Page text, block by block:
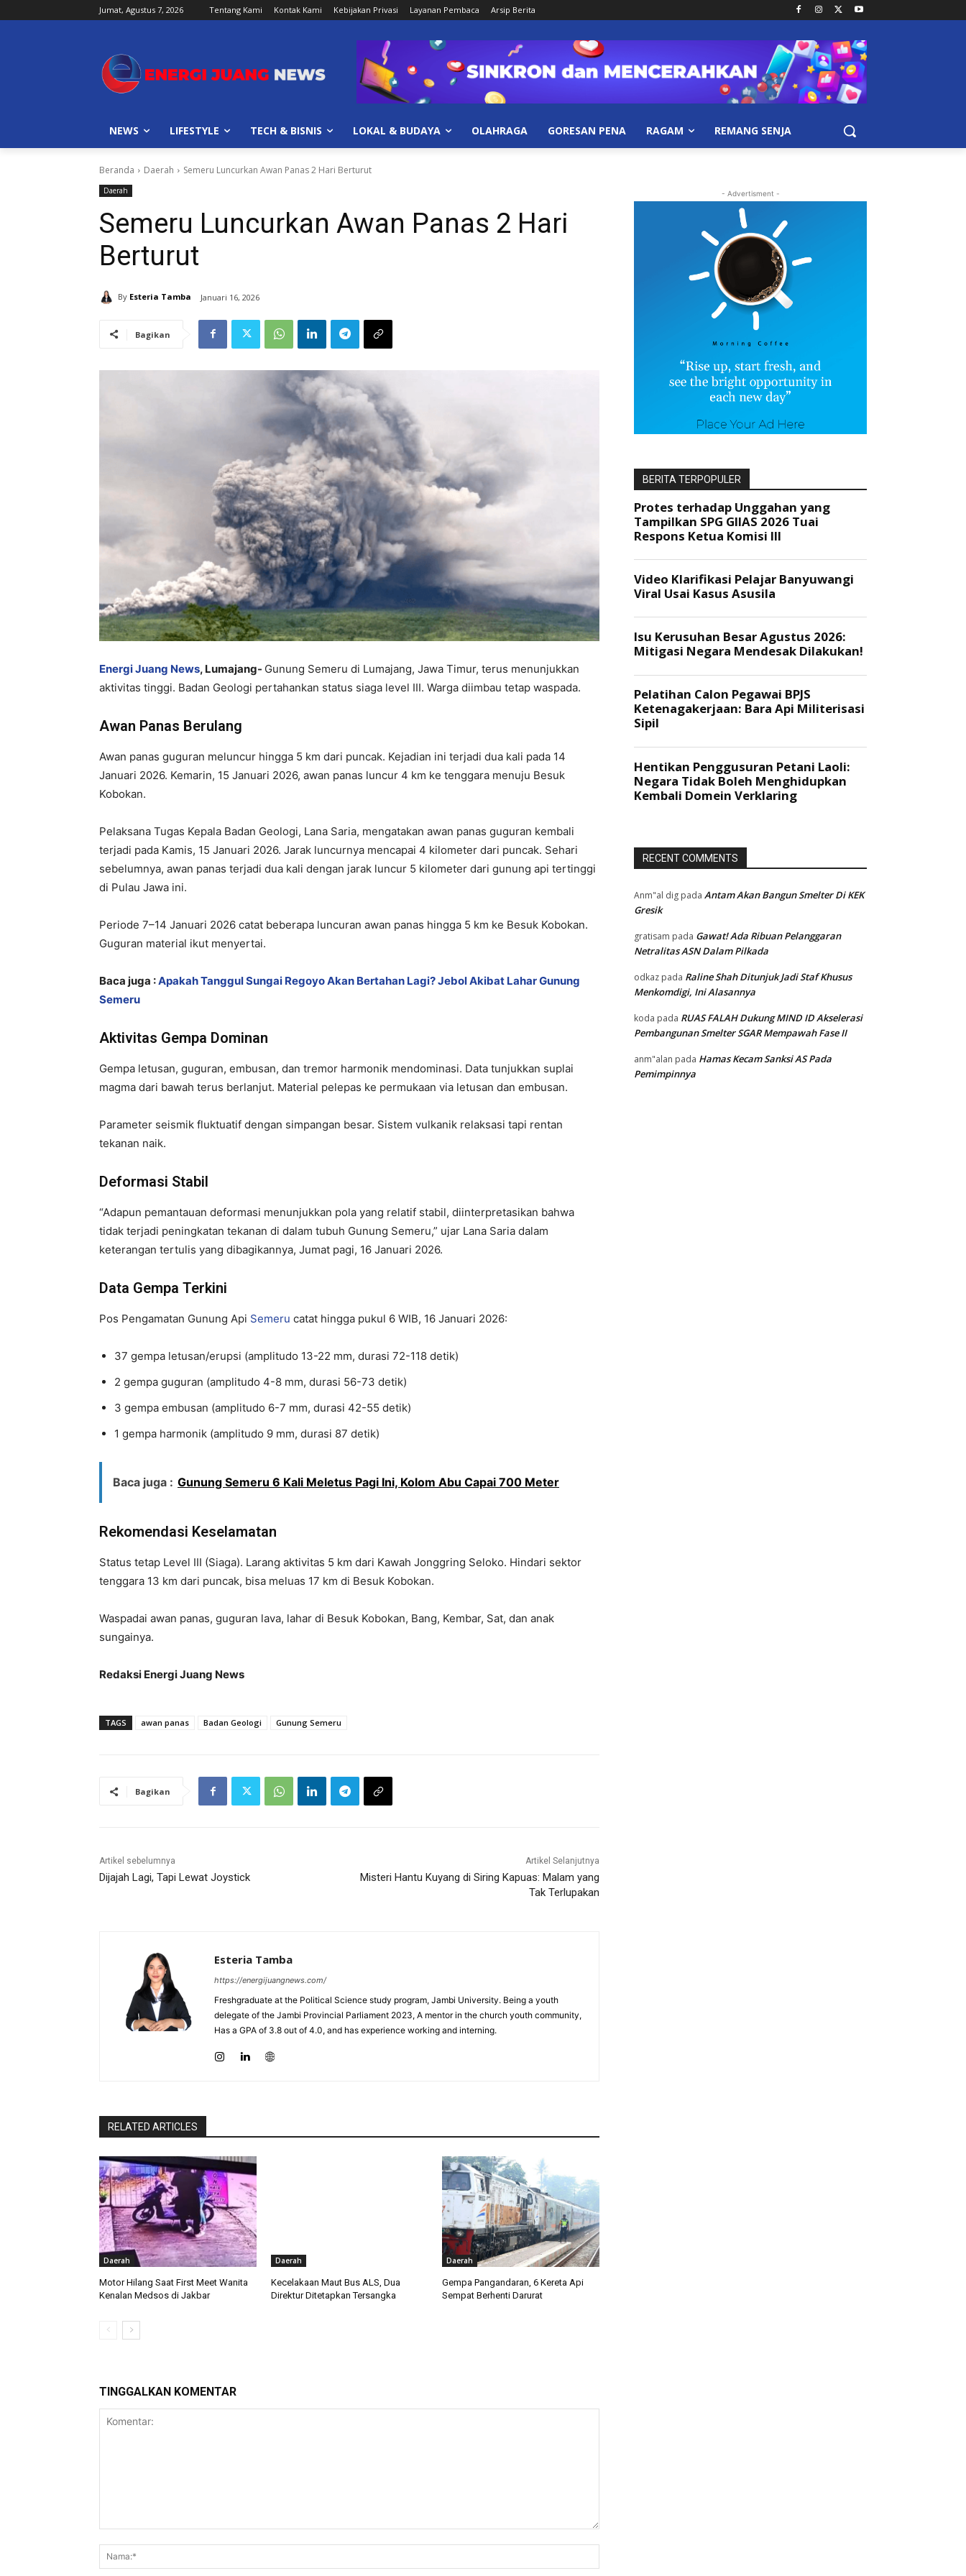
Jumat, Agustus 7, 2026 Tentang Kami Kontak Kami Kebijakan Privasi Layanan Pembaca Arsip Berita
NEWS LIFESTYLE TECH & BISNIS LOKAL & BUDAYA OLAHRAGA GORESAN PENA RAGAM REMANG SENJA
Beranda Daerah Semeru Luncurkan Awan Panas 2 Hari Berturut
Daerah
Semeru Luncurkan Awan Panas 2 Hari
Berturut
By Esteria Tamba Januari 16, 2026
Bagikan
Energi Juang News, Lumajang- Gunung Semeru di Lumajang, Jawa Timur, terus menunjukkan
aktivitas tinggi. Badan Geologi pertahankan status siaga level III. Warga diimbau tetap waspada.
Awan Panas Berulang
Awan panas guguran meluncur hingga 5 km dari puncak. Kejadian ini terjadi dua kali pada 14
Januari 2026. Kemarin, 15 Januari 2026, awan panas luncur 4 km ke tenggara menuju Besuk
Kobokan.
Pelaksana Tugas Kepala Badan Geologi, Lana Saria, mengatakan awan panas guguran kembali
terjadi pada Kamis, 15 Januari 2026. Jarak luncurnya mencapai 4 kilometer dari puncak. Sehari
sebelumnya, awan panas terjadi dua kali dengan jarak luncur 5 kilometer dari gunung api tertinggi
di Pulau Jawa ini.
Periode 7–14 Januari 2026 catat beberapa luncuran awan panas hingga 5 km ke Besuk Kobokan.
Guguran material ikut menyertai.
​Baca juga :Apakah Tanggul Sungai Regoyo Akan Bertahan Lagi? Jebol Akibat Lahar Gunung
Semeru
Aktivitas Gempa Dominan
Gempa letusan, guguran, embusan, dan tremor harmonik mendominasi. Data tunjukkan suplai
magma dari bawah terus berlanjut. Material pelepas ke permukaan via letusan dan embusan.
Parameter seismik fluktuatif dengan simpangan besar. Sistem vulkanik relaksasi tapi rentan
tekanan naik.
Deformasi Stabil
“Adapun pemantauan deformasi menunjukkan pola yang relatif stabil, diinterpretasikan bahwa
tidak terjadi peningkatan tekanan di dalam tubuh Gunung Semeru,” ujar Lana Saria dalam
keterangan tertulis yang dibagikannya, Jumat pagi, 16 Januari 2026.
Data Gempa Terkini
Pos Pengamatan Gunung Api Semeru catat hingga pukul 6 WIB, 16 Januari 2026:
37 gempa letusan/erupsi (amplitudo 13-22 mm, durasi 72-118 detik)
2 gempa guguran (amplitudo 4-8 mm, durasi 56-73 detik)
3 gempa embusan (amplitudo 6-7 mm, durasi 42-55 detik)
1 gempa harmonik (amplitudo 9 mm, durasi 87 detik)
Baca juga : Gunung Semeru 6 Kali Meletus Pagi Ini, Kolom Abu Capai 700 Meter
Rekomendasi Keselamatan
Status tetap Level III (Siaga). Larang aktivitas 5 km dari Kawah Jonggring Seloko. Hindari sektor
tenggara 13 km dari puncak, bisa meluas 17 km di Besuk Kobokan.
Waspadai awan panas, guguran lava, lahar di Besuk Kobokan, Bang, Kembar, Sat, dan anak
sungainya.
Redaksi Energi Juang News
TAGS awan panas Badan Geologi Gunung Semeru
Bagikan
Artikel sebelumnya
Dijajah Lagi, Tapi Lewat Joystick
Artikel Selanjutnya
Misteri Hantu Kuyang di Siring Kapuas: Malam yang
Tak Terlupakan
Esteria Tamba
https://energijuangnews.com/
Freshgraduate at the Political Science study program, Jambi University. Being a youth
delegate of the Jambi Provincial Parliament 2023, A mentor in the church youth community,
Has a GPA of 3.8 out of 4.0, and has experience working and interning.
RELATED ARTICLES
Daerah
Motor Hilang Saat First Meet Wanita
Kenalan Medsos di Jakbar
Daerah
Kecelakaan Maut Bus ALS, Dua
Direktur Ditetapkan Tersangka
Daerah
Gempa Pangandaran, 6 Kereta Api
Sempat Berhenti Darurat
TINGGALKAN KOMENTAR
- Advertisment -
BERITA TERPOPULER
RECENT COMMENTS
Anm"al dig pada Antam Akan Bangun Smelter Di KEK
Gresik
gratisam pada Gawat! Ada Ribuan Pelanggaran
Netralitas ASN Dalam Pilkada
odkaz pada Raline Shah Ditunjuk Jadi Staf Khusus
Menkomdigi, Ini Alasannya
koda pada RUAS FALAH Dukung MIND ID Akselerasi
Pembangunan Smelter SGAR Mempawah Fase II
anm"alan pada Hamas Kecam Sanksi AS Pada
Pemimpinnya